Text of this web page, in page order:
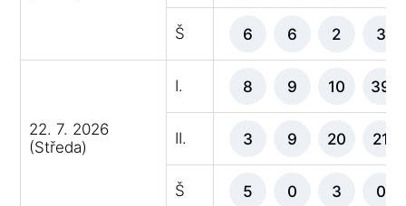
Š 6 6 2 3
22. 7. 2026
(Středa)
I. 8 9 10 39
II. 3 9 20 21
Š 5 0 3 0